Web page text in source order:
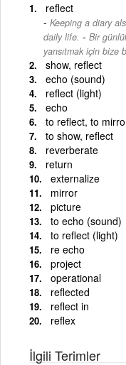
reflect
Keeping a diary
daily life. - Bir
yansıtmak için bize
show, reflect
echo (sound)
reflect (light)
echo
to reflect, to
to show, reflect
reverberate
return
externalize
mirror
picture
to echo (sound)
to reflect (light)
re echo
project
operational
reflected
reflect in
reflex
İlgili Terimler